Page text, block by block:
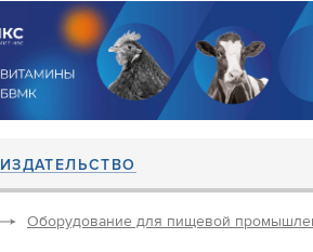
ИЗДАТЕЛЬСТВО
Оборудование для пищевой